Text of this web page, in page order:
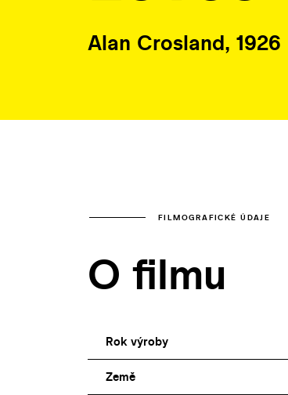
Alan Crosland, 1926
FILMOGRAFICKÉ ÚDAJE
O filmu
Rok výroby
Země